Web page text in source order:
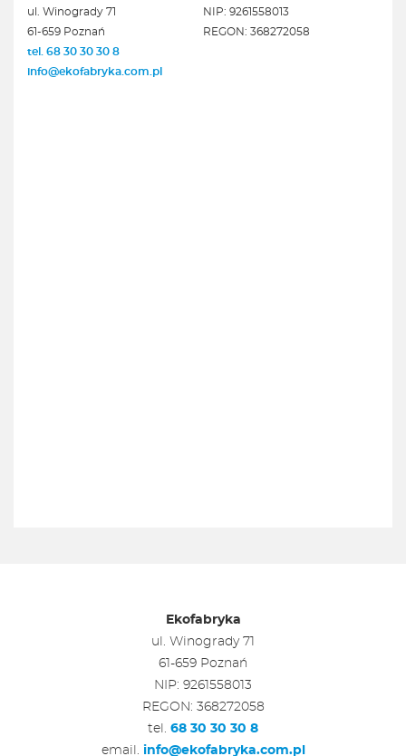
ul. Winogrady 71
61-659 Poznań
tel. 68 30 30 30 8
info@ekofabryka.com.pl
NIP: 9261558013
REGON: 368272058
Ekofabryka
ul. Winogrady 71
61-659 Poznań
NIP: 9261558013
REGON: 368272058
tel. 68 30 30 30 8
email. info@ekofabryka.com.pl